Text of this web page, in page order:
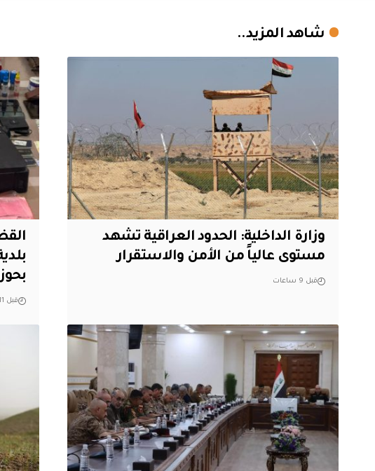
شاهد المزيد..
وزارة الداخلية: الحدود العراقية تشهد
مستوى عالياً من الأمن والاستقرار
قبل 9 ساعات
قبل 11 ساعة